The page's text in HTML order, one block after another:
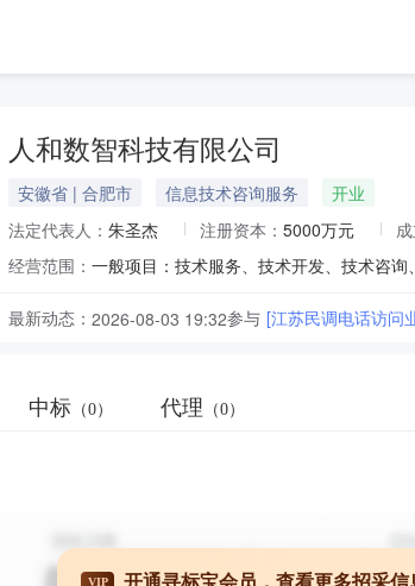
人和数智科技有限公司
安徽省 | 合肥市 信息技术咨询服务
开业
法定代表人： 朱圣杰 注册资本： 5000万元
经营范围：
最新动态： 2026-08-03 19:32参与 [江苏民调电话访问
中标 （0） 代理 （0）
VIP 开通寻标宝会员，查看更多招采信